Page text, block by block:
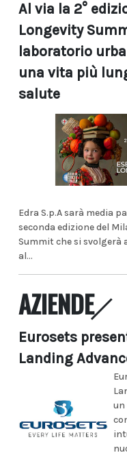
Al via la 2°
Longevity
laboratorio
una vita più
salute
Edra S.p.A sarà media
seconda edizione del
Summit che si svolgerà
al...
AZIENDE
Eurosets
Landing
un